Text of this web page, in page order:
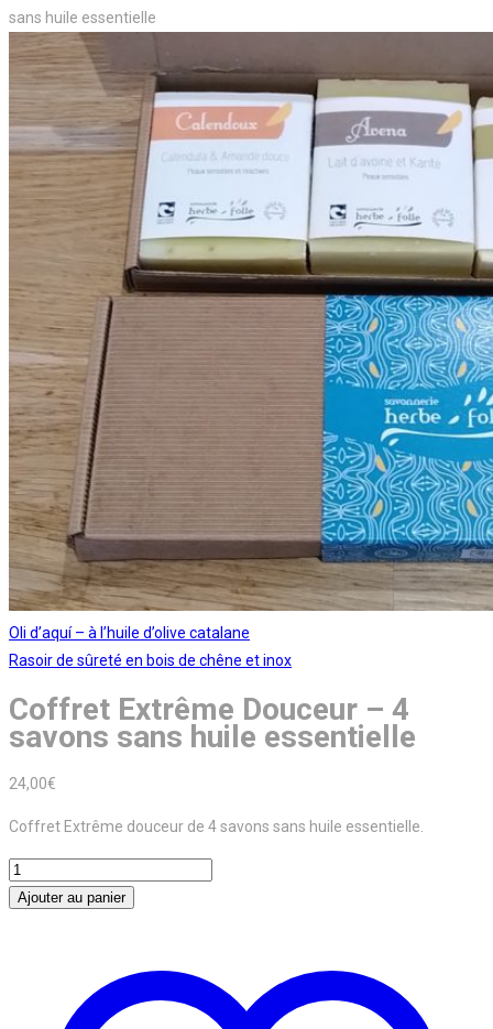
sans huile essentielle
Oli d’aquí – à l’huile d’olive catalane
Rasoir de sûreté en bois de chêne et inox
Coffret Extrême Douceur – 4
savons sans huile essentielle
24,00€
Coffret Extrême douceur de 4 savons sans huile essentielle.
quantité
de
Ajouter au panier